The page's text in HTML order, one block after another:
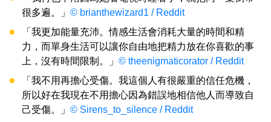
很多遍。」 © brianthewizard1 / Reddit
「我更加能量充沛。情感生活會消耗大量的時間和精
力，而單身生活可以讓你自由地把精力放在你喜歡的事
上，沒有時間限制。」 © theenigmaticorator / Reddit
「我不用再擔心受傷。我這個人有很嚴重的信任危機，
所以好在我現在不用擔心因為錯誤地相信他人而導致自
己受傷。」 © Sirens_to_silence / Reddit